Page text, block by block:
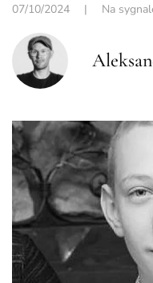
07/10/2024 | Na